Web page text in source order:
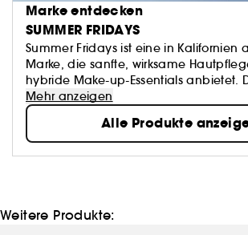
Marke entdecken
SUMMER FRIDAYS
Summer Fridays ist eine in Kalifornien
Marke, die sanfte, wirksame
hybride Make-up-Essentials anbietet.
preisgekrönten Formeln machen die
zum Kinderspiel und lassen die Haut
sich jeder Tag wie ein Sommerfreitag
Mehr anzeigen
Alle Produkte
Weitere Produkte: